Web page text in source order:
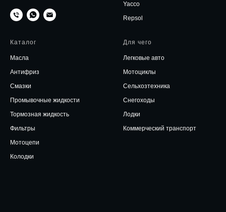
Yacco
Repsol
Каталог
Масла
Антифриз
Смазки
Промывочные жидкости
Тормозная жидкость
Фильтры
Мотоцепи
Колодки
Для чего
Легковые авто
Мотоциклы
Сельхозтехника
Снегоходы
Лодки
Коммерческий транспорт